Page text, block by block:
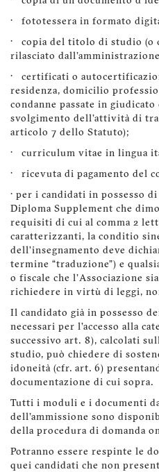
· fototessera in formato
· copia del titolo di studio (o
rilasciato
· certificati o
residenza, domicilio
condanne passate in
svolgimento dell'attività di
articolo 7 dello Statuto);
· curriculum vitae in lingua
· ricevuta di pagamento del
· per i candidati in possesso
Diploma Supplement che
requisiti di cui al comma 2
caratterizzanti, la conditio
dell’insegnamento deve
termine “traduzione”) e
o fiscale che l'Associazione
richiedere in virtù di leggi,
Il candidato già in possesso
necessari per l’accesso alla
successivo art. 8), calcolati
studio, può chiedere di
idoneità (cfr. art. 6)
documentazione di cui sopra.
Tutti i moduli e i documenti
dell'ammissione sono
della procedura di domanda
Potranno essere respinte le
quei candidati che non